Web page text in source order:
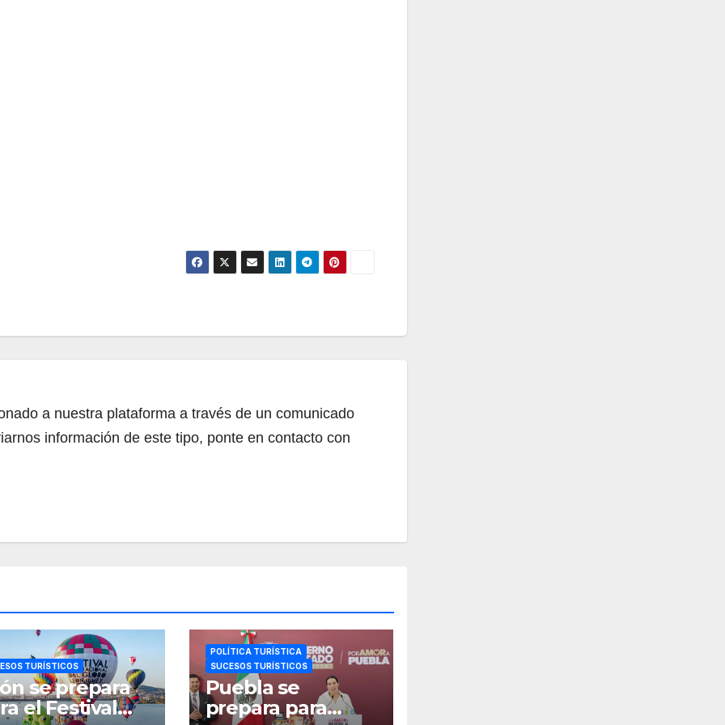
a nuestra plataforma a través de un comunicado
información de este tipo, ponte en contacto con
TURÍSTICOS
se prepara
el Festival
POLÍTICA TURÍSTICA
SUCESOS TURÍSTICOS
Puebla se
prepara para